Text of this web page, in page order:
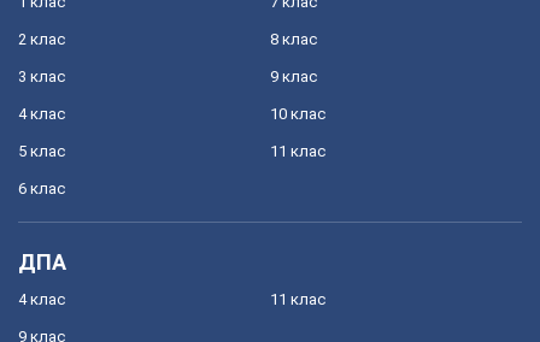
2 клас
3 клас
4 клас
5 клас
6 клас
8 клас
9 клас
10 клас
11 клас
ДПА
4 клас
9 клас
11 клас